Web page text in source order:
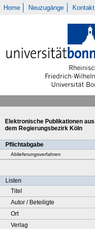
Home Neuzugänge Kontakt
Elektronische Publikationen aus
dem Regierungsbezirk Köln
Pflichtabgabe
Ablieferungsverfahren
Listen
Titel
Autor / Beteiligte
Ort
Verlag